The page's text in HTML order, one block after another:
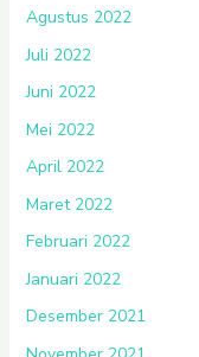
Agustus 2022
Juli 2022
Juni 2022
Mei 2022
April 2022
Maret 2022
Februari 2022
Januari 2022
Desember 2021